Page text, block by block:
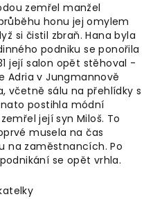
zemřel manžel
honu jej omylem
si čistil zbraň. Hana byla
podniku se ponořila
její salon opět stěhoval -
Adria v Jungmannově
včetně sálu na přehlídky s
postihla módní
její syn Miloš. To
musela na čas
na zaměstnancích. Po
se opět vrhla.